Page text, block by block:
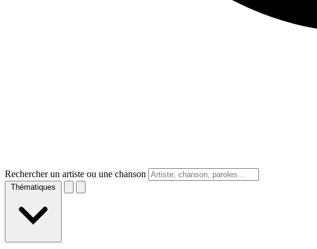
Rechercher un artiste ou une chanson
Thématiques